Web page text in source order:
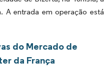
A entrada em operação está
do Mercado de
da França